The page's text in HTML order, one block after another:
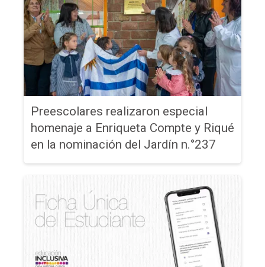
Preescolares realizaron especial
homenaje a Enriqueta Compte y Riqué
en la nominación del Jardín n.°237